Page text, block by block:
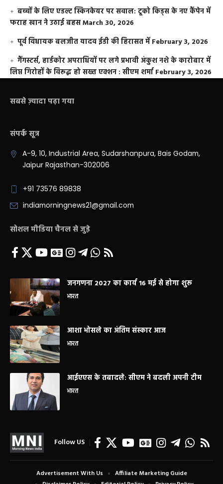
बच्चों के लिए एडल्ट स्किनकेयर पर सवाल: टूको किड्स के नए कैंपेन में
फराह खान ने उठाई बहसMarch 30, 2026
पूर्व विधायक बलजीत यादव ईडी की हिरासत में February 3, 2026
गैंगस्टर्स, हार्डकोर अपराधियों पर लगे प्रभावी अंकुश नशे के कारोबार में
लिप्त गिरोहों के विरूद्ध हो सख्त एक्शन : सीएम शर्मा February 3, 2026
सबसे ज़्यादा पढ़ा गया
संपर्क सूत्र
A-9, 10, Industrial Area, Sudarshanpura, Bais Godam,
Jaipur Rajasthan-302006
+91 73576 89838
indiamorningnews21@gmail.com
सोशल मीडिया चैनल से जुड़े
जनगणना 2027 का कार्य 16 मई से होगा शुरू
भारत
आशा भोसले का अंतिम संस्कार आज
भारत
आईएएस के तबादले: सीएम ने बदली अपनी टीम
भारत
Follow US
Advertisement With Us
Affiliate Marketing Guide